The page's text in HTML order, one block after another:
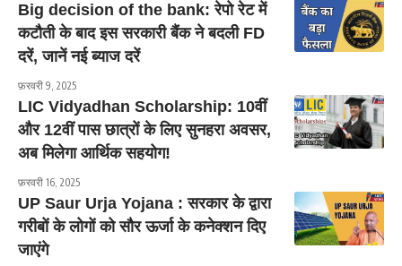
Big decision of the bank: रेपो रेट में
कटौती के बाद इस सरकारी बैंक ने बदली FD
दरें, जानें नई ब्याज दरें
फ़रवरी 9, 2025
LIC Vidyadhan Scholarship: 10वीं
और 12वीं पास छात्रों के लिए सुनहरा अवसर,
अब मिलेगा आर्थिक सहयोग!
फ़रवरी 16, 2025
UP Saur Urja Yojana : सरकार के द्वारा
गरीबों के लोगों को सौर ऊर्जा के कनेक्शन दिए
जाएंगे